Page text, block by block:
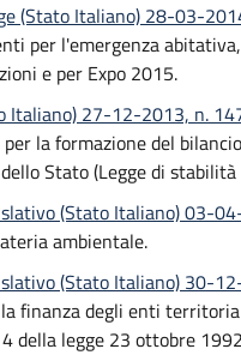
(Stato Italiano) 28-03-
per l'emergenza
e per Expo 2015.
Italiano) 27-12-2013, n.
la formazione del
Stato (Legge di
(Stato Italiano) 03-
ambientale.
(Stato Italiano) 30-
finanza degli enti
della legge 23 ottobre